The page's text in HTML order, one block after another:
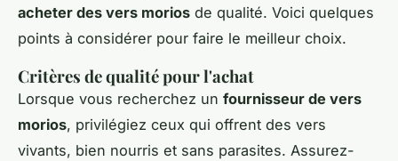
acheter des vers morios de qualité. Voici quelques
points à considérer pour faire le meilleur choix.
Critères de qualité pour l'achat
Lorsque vous recherchez un fournisseur de vers
morios, privilégiez ceux qui offrent des vers
vivants, bien nourris et sans parasites. Assurez-